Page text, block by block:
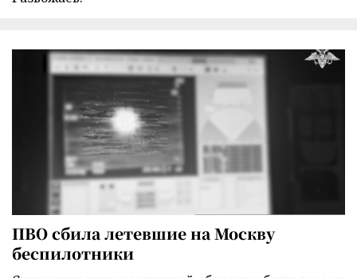
ПВО сбила летевшие на Москву
беспилотники